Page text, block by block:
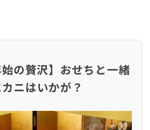
の贅沢】おせちと一緒
ニはいかが？